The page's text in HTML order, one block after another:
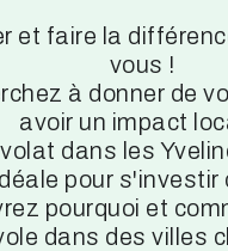
et faire la
vous !
à donner de
avoir un impact
dans les
pour s'investir
pourquoi et
dans des villes